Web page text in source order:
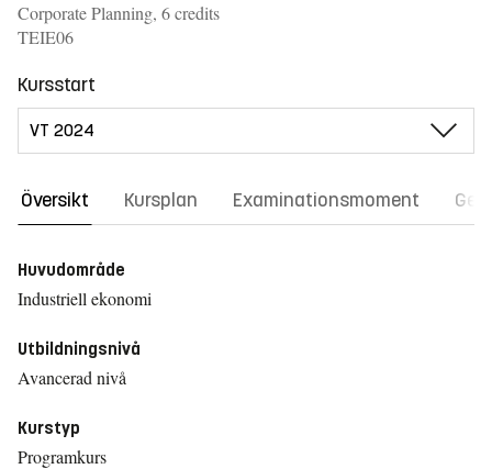
Corporate Planning, 6 credits
TEIE06
Kursstart
Översikt Kursplan Examinationsmoment
Huvudområde
Industriell ekonomi
Utbildningsnivå
Avancerad nivå
Kurstyp
Programkurs